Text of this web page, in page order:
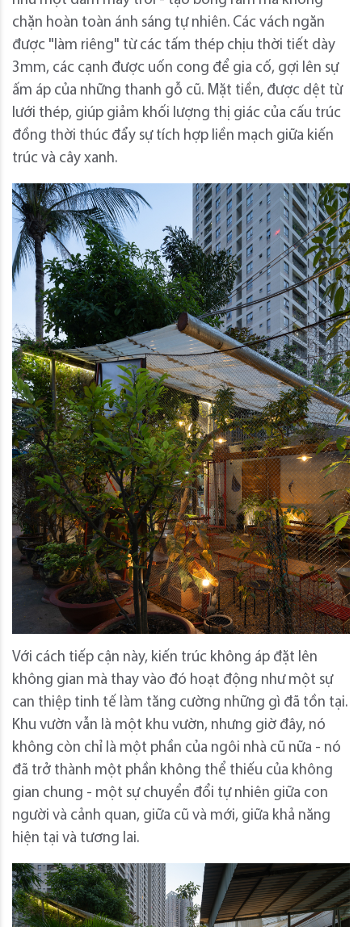
chặn hoàn toàn ánh sáng tự nhiên. Các vách ngăn
được "làm riêng" từ các tấm thép chịu thời tiết dày
3mm, các cạnh được uốn cong để gia cố, gợi lên sự
ấm áp của những thanh gỗ cũ. Mặt tiền, được dệt từ
lưới thép, giúp giảm khối lượng thị giác của cấu trúc
đồng thời thúc đẩy sự tích hợp liền mạch giữa kiến ​​
trúc và cây xanh.
Với cách tiếp cận này, kiến ​​trúc không áp đặt lên
không gian mà thay vào đó hoạt động như một sự
can thiệp tinh tế làm tăng cường những gì đã tồn tại.
Khu vườn vẫn là một khu vườn, nhưng giờ đây, nó
không còn chỉ là một phần của ngôi nhà cũ nữa - nó
đã trở thành một phần không thể thiếu của không
gian chung - một sự chuyển đổi tự nhiên giữa con
người và cảnh quan, giữa cũ và mới, giữa khả năng
hiện tại và tương lai.